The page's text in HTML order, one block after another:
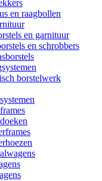
en raagbollen
en garnituur
en schrobbers
borstelwerk